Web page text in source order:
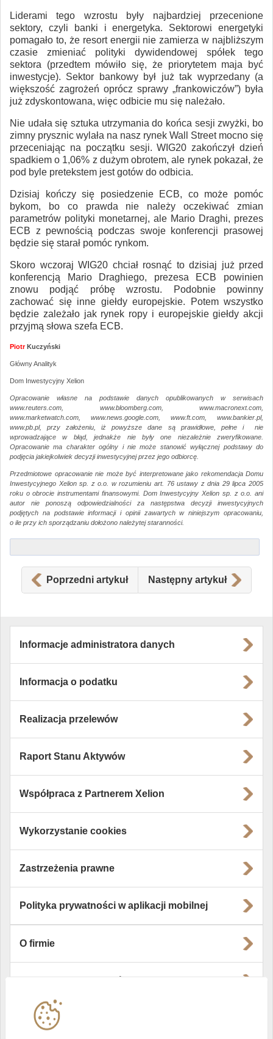
Liderami tego wzrostu były najbardziej przecenione
sektory, czyli banki i energetyka. Sektorowi energetyki
pomagało to, że resort energii nie zamierza w najbliższym
czasie zmieniać polityki dywidendowej spółek tego
sektora (przedtem mówiło się, że priorytetem maja być
inwestycje). Sektor bankowy był już tak wyprzedany (a
większość zagrożeń oprócz sprawy „frankowiczów”) była
już zdyskontowana, więc odbicie mu się należało.
Nie udała się sztuka utrzymania do końca sesji zwyżki, bo
zimny prysznic wylała na nasz rynek Wall Street mocno się
przeceniając na początku sesji. WIG20 zakończył dzień
spadkiem o 1,06% z dużym obrotem, ale rynek pokazał, że
pod byle pretekstem jest gotów do odbicia.
Dzisiaj kończy się posiedzenie ECB, co może pomóc
bykom, bo co prawda nie należy oczekiwać zmian
parametrów polityki monetarnej, ale Mario Draghi, prezes
ECB z pewnością podczas swoje konferencji prasowej
będzie się starał pomóc rynkom.
Skoro wczoraj WIG20 chciał rosnąć to dzisiaj już przed
konferencją Mario Draghiego, prezesa ECB powinien
znowu podjąć próbę wzrostu. Podobnie powinny
zachować się inne giełdy europejskie. Potem wszystko
będzie zależało jak rynek ropy i europejskie giełdy akcji
przyjmą słowa szefa ECB.
PiotrKuczyński
Główny Analityk
Dom Inwestycyjny Xelion
Opracowanie własne na podstawie danych opublikowanych w serwisach
www.reuters.com, www.bloomberg.com, www.macronext.com,
www.marketwatch.com, www.news.google.com, www.ft.com, www.bankier.pl,
www.pb.pl, przy założeniu, iż powyższe dane są prawidłowe, pełne i nie
wprowadzające w błąd, jednakże nie były one niezależnie zweryfikowane.
Opracowanie ma charakter ogólny i nie może stanowić wyłącznej podstawy do
podjęcia jakiejkolwiek decyzji inwestycyjnej przez jego odbiorcę.
Przedmiotowe opracowanie nie może być interpretowane jako rekomendacja Domu
Inwestycyjnego Xelion sp. z o.o. w rozumieniu art. 76 ustawy z dnia 29 lipca 2005
roku o obrocie instrumentami finansowymi. Dom Inwestycyjny Xelion sp. z o.o. ani
autor nie ponoszą odpowiedzialności za następstwa decyzji inwestycyjnych
podjętych na podstawie informacji i opinii zawartych w niniejszym opracowaniu,
o ile przy ich sporządzaniu dołożono należytej staranności.
Poprzedni artykuł Następny artykuł
Informacje administratora danych
Informacja o podatku
Realizacja przelewów
Raport Stanu Aktywów
Współpraca z Partnerem Xelion
Wykorzystanie cookies
Zastrzeżenia prawne
Polityka prywatności w aplikacji mobilnej
O firmie
Instytucje współpracujące